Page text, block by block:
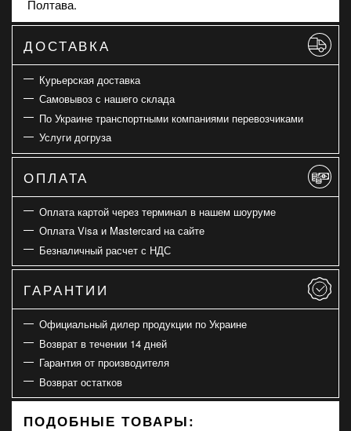
Полтава.
ДОСТАВКА
Курьерская доставка
Самовывоз с нашего склада
По Украине транспортными компаниями перевозчиками
Услуги догруза
ОПЛАТА
Оплата картой через терминал в нашем шоуруме
Оплата Visa и Mastercard на сайте
Безналичный расчет с НДС
ГАРАНТИИ
Официальный дилер продукции по Украине
Возврат в течении 14 дней
Гарантия от производителя
Возврат остатков
ПОДОБНЫЕ ТОВАРЫ: